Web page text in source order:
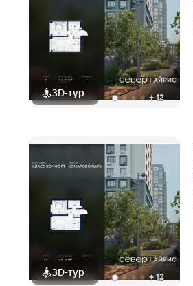
3D-тур + 12
3D-тур + 12